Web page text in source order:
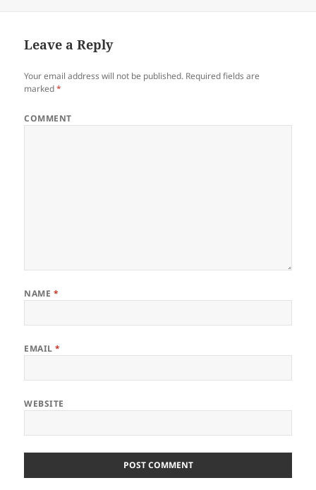
Leave a Reply
Your email address will not be published. Required fields are
marked*
COMMENT
NAME *
EMAIL*
WEBSITE